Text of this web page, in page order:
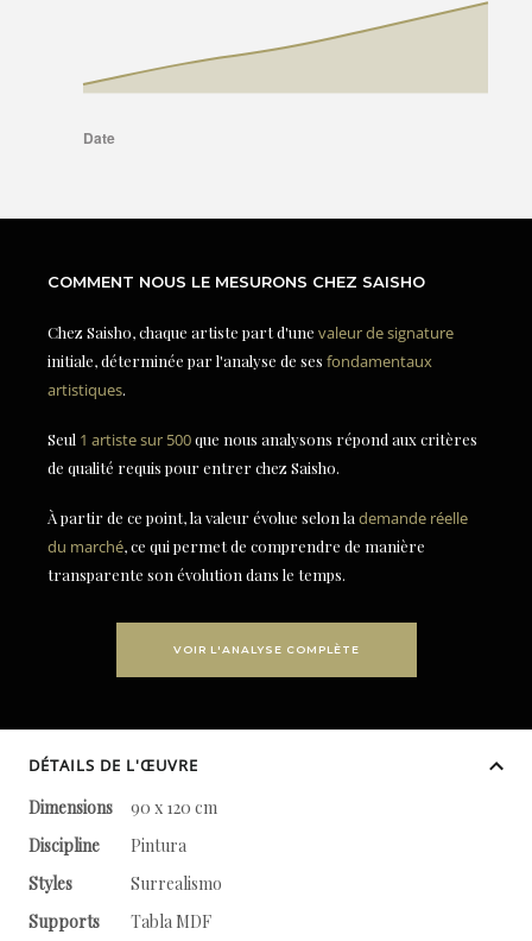
COMMENT NOUS LE MESURONS CHEZ SAISHO
Chez Saisho, chaque artiste part d'une valeur de signature
initiale, déterminée par l'analyse de ses fondamentaux
artistiques.
Seul 1 artiste sur 500que nous analysons répond aux critères
de qualité requis pour entrer chez Saisho.
À partir de ce point, la valeur évolue selon la demande réelle
du marché, ce qui permet de comprendre de manière
transparente son évolution dans le temps.
VOIR L'ANALYSE COMPLÈTE
DÉTAILS DE L'ŒUVRE
Dimensions
90 x 120 cm
Discipline
Pintura
Styles
Surrealismo
Supports
Tabla MDF